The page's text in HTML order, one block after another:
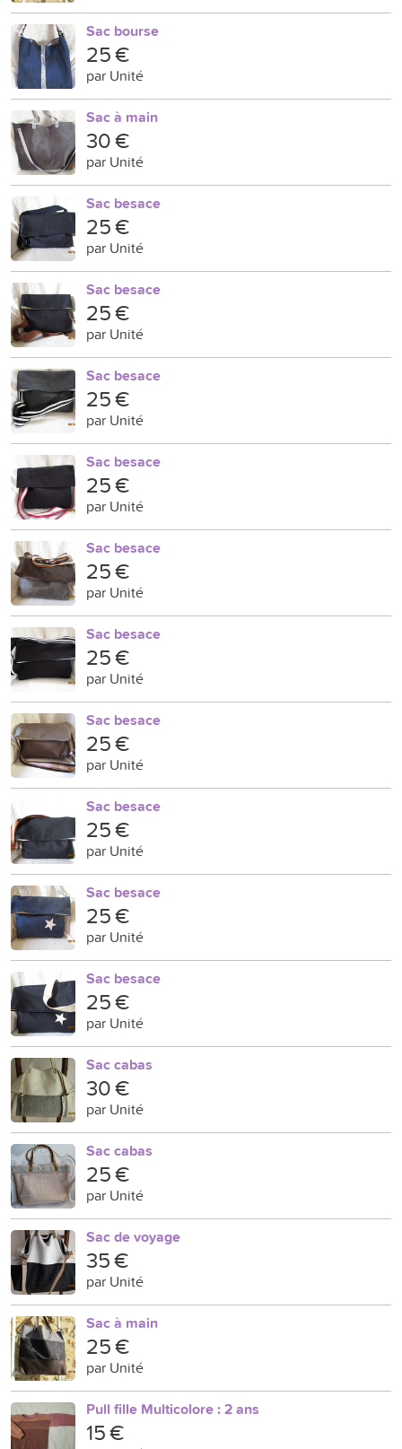
Sac bourse
25 €
par Unité
Sac à main
30 €
par Unité
Sac besace
25 €
par Unité
Sac besace
25 €
par Unité
Sac besace
25 €
par Unité
Sac besace
25 €
par Unité
Sac besace
25 €
par Unité
Sac besace
25 €
par Unité
Sac besace
25 €
par Unité
Sac besace
25 €
par Unité
Sac besace
25 €
par Unité
Sac besace
25 €
par Unité
Sac cabas
30 €
par Unité
Sac cabas
25 €
par Unité
Sac de voyage
35 €
par Unité
Sac à main
25 €
par Unité
Pull fille Multicolore : 2 ans
15 €